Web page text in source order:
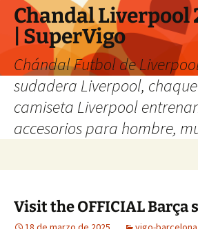
Chandal Liverpool
| SuperVigo
Chándal Futbol de
sudadera Liverpool,
camiseta Liverpool
accesorios para hombre,
Visit the OFFICIAL Barça